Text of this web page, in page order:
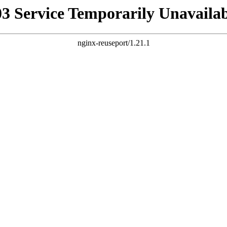
Service Temporarily
nginx-reuseport/1.21.1